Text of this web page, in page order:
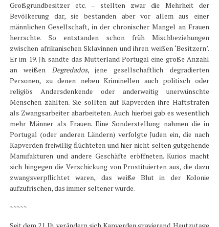
Großgrundbesitzer etc. – stellten zwar die Mehrheit der
Bevölkerung dar, sie bestanden aber vor allem aus einer
männlichen Gesellschaft, in der chronischer Mangel an Frauen
herrschte. So entstanden schon früh Mischbeziehungen
zwischen afrikanischen Sklavinnen und ihren weißen ‘Besitzern’.
Er im 19. Jh. sandte das Mutterland Portugal eine große Anzahl
an weißen Degredados, jene gesellschaftlich degradierten
Personen, zu denen neben Kriminellen auch politisch oder
religiös Andersdenkende oder anderweitig unerwünschte
Menschen zählten. Sie sollten auf Kapverden ihre Haftstrafen
als Zwangsarbeiter abarbeiteten. Auch hierbei gab es wesentlich
mehr Männer als Frauen. Eine Sonderstellung nahmen die in
Portugal (oder anderen Ländern) verfolgte Juden ein, die nach
Kapverden freiwillig flüchteten und hier nicht selten gutgehende
Manufakturen und andere Geschäfte eröffneten. Kurios macht
sich hingegen die Verschickung von Prostituierten aus, die dazu
zwangsverpflichtet waren, das weiße Blut in der Kolonie
aufzufrischen, das immer seltener wurde.
~~~~~